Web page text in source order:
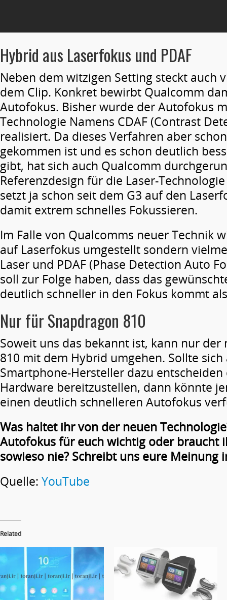
Hybrid aus Laserfokus und PDAF
Neben dem witzigen Setting steckt auch
dem Clip. Konkret bewirbt Qualcomm
Autofokus. Bisher wurde der Autofokus
Technologie Namens CDAF (Contrast
realisiert. Da dieses Verfahren aber
gekommen ist und es schon deutlich
gibt, hat sich auch Qualcomm
Referenzdesign für die Laser-
setzt ja schon seit dem G3 auf den
damit extrem schnelles Fokussieren.
Im Falle von Qualcomms neuer Technik
auf Laserfokus umgestellt sondern
Laser und PDAF (Phase Detection Auto
soll zur Folge haben, dass das
deutlich schneller in den Fokus kommt
Nur für Snapdragon 810
Soweit uns das bekannt ist, kann nur der
810 mit dem Hybrid umgehen. Sollte sich
Smartphone-Hersteller dazu
Hardware bereitzustellen, dann könnte
einen deutlich schnelleren Autofokus
Was haltet ihr von der neuen
Autofokus für euch wichtig oder braucht
sowieso nie? Schreibt uns eure Meinung
Quelle: YouTube
Related